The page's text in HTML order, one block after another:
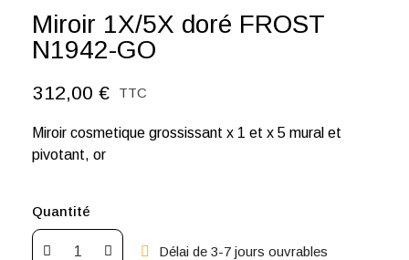
Miroir 1X/5X doré FROST
N1942-GO
312,00 € TTC
Miroir cosmetique grossissant x 1 et x 5 mural et
pivotant, or
Quantité
Délai de 3-7 jours ouvrables